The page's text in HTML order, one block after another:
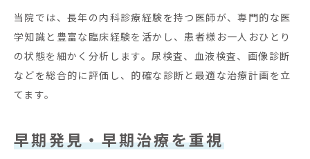
当院では、長年の内科診療経験を持つ医師が、専門的な医
学知識と豊富な臨床経験を活かし、患者様お一人おひとり
の状態を細かく分析します。尿検査、血液検査、画像診断
などを総合的に評価し、的確な診断と最適な治療計画を立
てます。
早期発見・早期治療を重視